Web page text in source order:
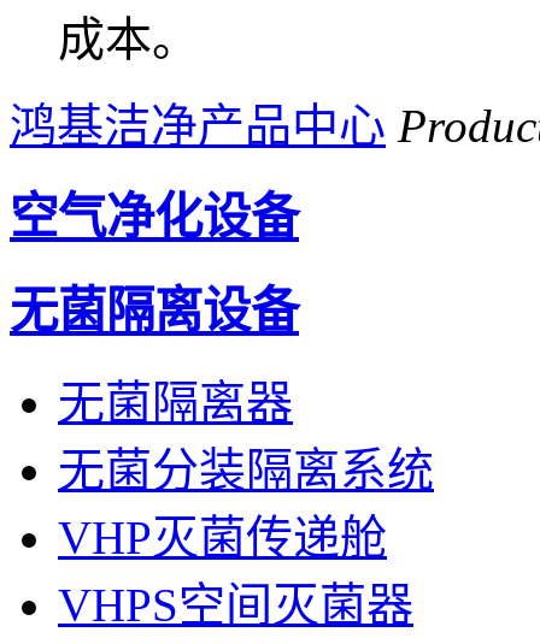
成本。
鸿基洁净产品中心
空气净化设备
无菌隔离设备
无菌隔离器
无菌分装隔离系统
VHP灭菌传递舱
VHPS空间灭菌器